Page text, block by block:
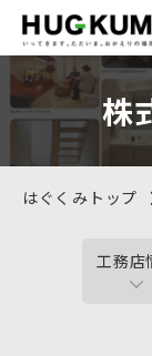
株
はぐくみトップ
工務店